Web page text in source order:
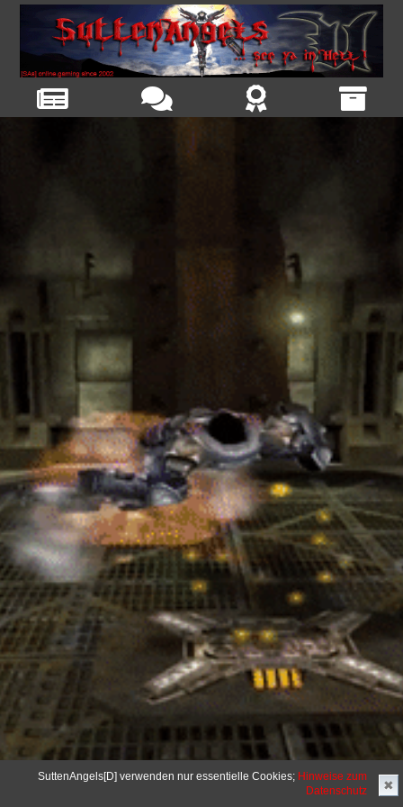
SuttenAngels[D] verwenden nur essentielle Cookies; Hinweise zum
Datenschutz
✖